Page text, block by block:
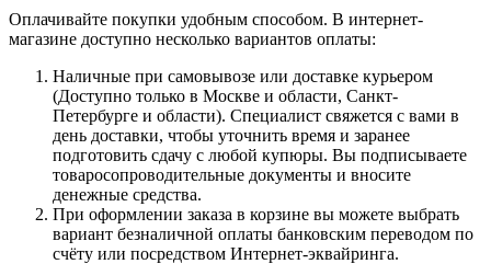
Оплачивайте покупки удобным способом. В интернет-
магазине доступно несколько вариантов оплаты:
Наличные при самовывозе или доставке курьером
(Доступно только в Москве и области, Санкт-
Петербурге и области). Специалист свяжется с вами в
день доставки, чтобы уточнить время и заранее
подготовить сдачу с любой купюры. Вы подписываете
товаросопроводительные документы и вносите
денежные средства.
При оформлении заказа в корзине вы можете выбрать
вариант безналичной оплаты банковским переводом по
счёту или посредством Интернет-эквайринга.